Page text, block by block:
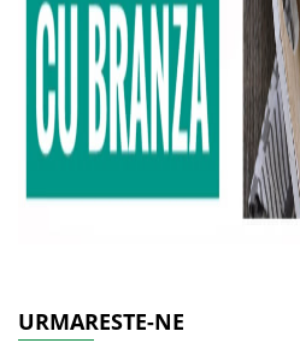
URMARESTE-NE